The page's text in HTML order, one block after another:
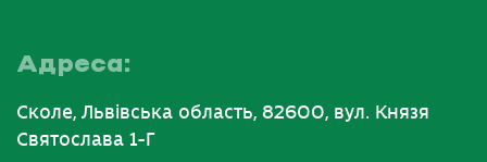
Адреса:
Сколе, Львівська область, 82600, вул. Князя
Святослава 1-Г